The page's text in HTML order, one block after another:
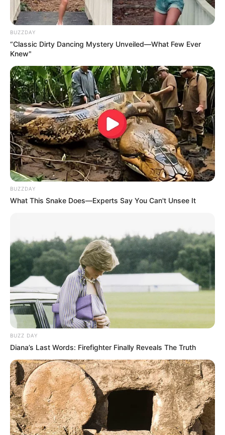
BUZZDAY
“Classic Dirty Dancing Mystery Unveiled—What Few Ever
Knew"
BUZZDAY
What This Snake Does—Experts Say You Can't Unsee It
BUZZ DAY
Diana’s Last Words: Firefighter Finally Reveals The Truth